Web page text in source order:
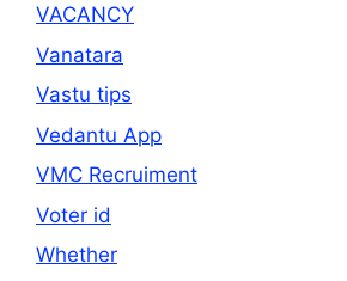
VACANCY
Vanatara
Vastu tips
Vedantu App
VMC Recruiment
Voter id
Whether